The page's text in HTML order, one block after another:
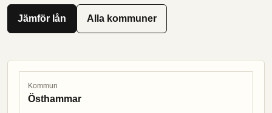
Jämför lån Alla kommuner
Kommun
Östhammar